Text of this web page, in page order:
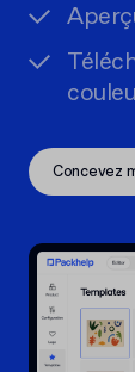
Concevez